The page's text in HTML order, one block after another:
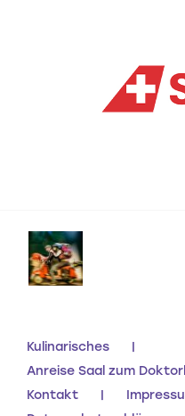
Kulinarisches
Anreise Saal zum
Kontakt